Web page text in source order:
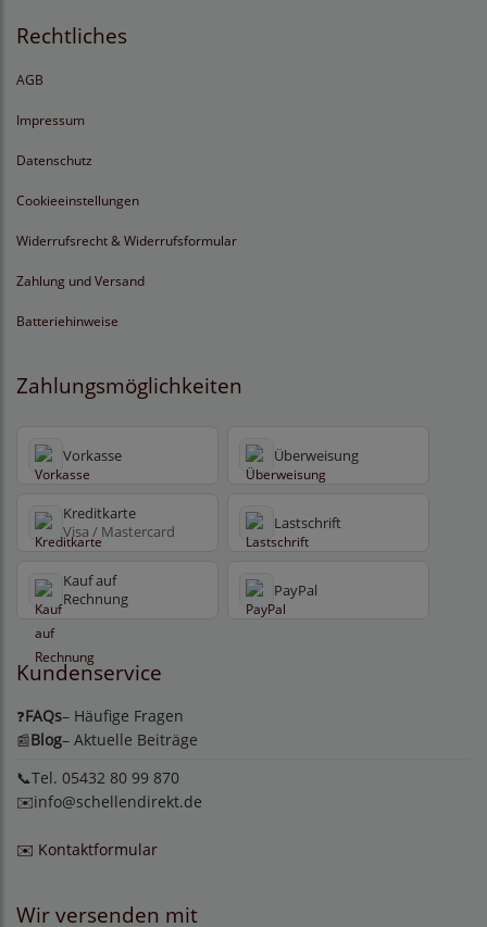
Rechtliches
AGB
Impressum
Datenschutz
Cookieeinstellungen
Widerrufsrecht & Widerrufsformular
Zahlung und Versand
Batteriehinweise
Zahlungsmöglichkeiten
Vorkasse Überweisung
Kreditkarte
Visa / Mastercard Lastschrift
Kauf auf
Rechnung
PayPal
Kundenservice
❓FAQs– Häufige Fragen
📰Blog– Aktuelle Beiträge
📞Tel. 05432 80 99 870
✉️info@schellendirekt.de
✉️ Kontaktformular
Wir versenden mit